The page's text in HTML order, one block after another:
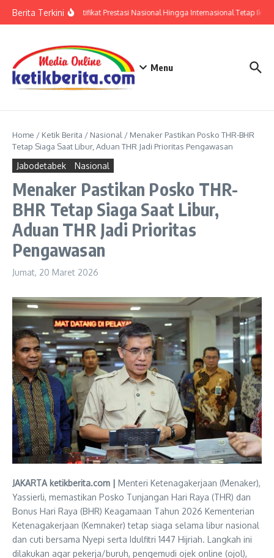
Berita TerkiniPolri: Sertifikat Prestasi Nasional Hingga Internasional Tetap Ikuti
Menu
Home / Ketik Berita / Nasional / Menaker Pastikan Posko THR-BHR
Tetap Siaga Saat Libur, Aduan THR Jadi Prioritas Pengawasan
Jabodetabek Nasional
Menaker Pastikan Posko THR-
BHR Tetap Siaga Saat Libur,
Aduan THR Jadi Prioritas
Pengawasan
Jumat, 20 Maret 2026
JAKARTA ketikberita.com | Menteri Ketenagakerjaan (Menaker),
Yassierli, memastikan Posko Tunjangan Hari Raya (THR) dan
Bonus Hari Raya (BHR) Keagamaan Tahun 2026 Kementerian
Ketenagakerjaan (Kemnaker) tetap siaga selama libur nasional
dan cuti bersama Nyepi serta Idulfitri 1447 Hijriah. Langkah ini
dilakukan agar pekerja/buruh, pengemudi ojek online (ojol),